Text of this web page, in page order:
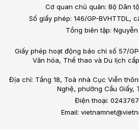
Cơ quan chủ quản: Bộ Dân
Số giấy phép: 146/GP-BVHTTDL,
Tổng biên tập: Nguyễn
Giấy phép hoạt động báo chí số 57/
Văn hóa, Thể thao và Du lịch
Địa chỉ: Tầng 18, Toà nhà Cục Viễn
Nghệ, phường Cầu Giấy,
Điện thoại:
Email: